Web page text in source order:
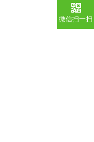
微信扫一扫